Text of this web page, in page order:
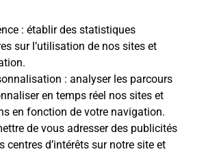
: établir des statistiques
sur l’utilisation de nos sites et
: analyser les parcours
en temps réel nos sites et
en fonction de votre navigation.
de vous adresser des publicités
centres d’intérêts sur notre site et
aujourd'hui à 09h00
nouvel onglet